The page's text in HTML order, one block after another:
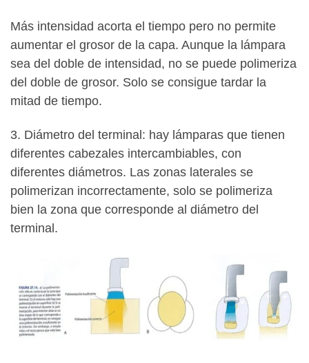
Más intensidad acorta el tiempo pero no permite
aumentar el grosor de la capa. Aunque la lámpara
sea del doble de intensidad, no se puede polimeriza
del doble de grosor. Solo se consigue tardar la
mitad de tiempo.
3. Diámetro del terminal: hay lámparas que tienen
diferentes cabezales intercambiables, con
diferentes diámetros. Las zonas laterales se
polimerizan incorrectamente, solo se polimeriza
bien la zona que corresponde al diámetro del
terminal.